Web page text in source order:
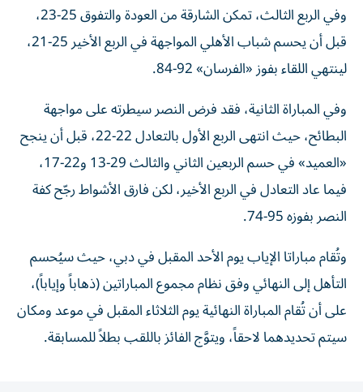
وفي الربع الثالث، تمكن الشارقة من العودة والتفوق 25-23،
قبل أن يحسم شباب الأهلي المواجهة في الربع الأخير 25-21،
لينتهي اللقاء بفوز «الفرسان» 92-84.
وفي المباراة الثانية، فقد فرض النصر سيطرته على مواجهة
البطائح، حيث انتهى الربع الأول بالتعادل 22-22، قبل أن ينجح
«العميد» في حسم الربعين الثاني والثالث 29-13 و22-17،
فيما عاد التعادل في الربع الأخير، لكن فارق الأشواط رجّح كفة
النصر بفوزه 95-74.
وتُقام مباراتا الإياب يوم الأحد المقبل في دبي، حيث سيُحسم
التأهل إلى النهائي وفق نظام مجموع المباراتين (ذهاباً وإياباً)،
على أن تُقام المباراة النهائية يوم الثلاثاء المقبل في موعد ومكان
سيتم تحديدهما لاحقاً، ويتوَّج الفائز باللقب بطلاً للمسابقة.